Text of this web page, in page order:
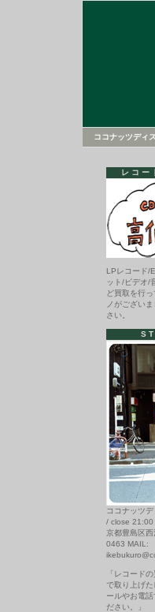
ココナッツディ
レコー
LPレコード/
ット/ビデオ/
ど買取を行
ノがござい
さい。
ココナッツ
/ close 21:00
京都豊島区
0463 MAIL:
「レコード
で取り上げ
ールやお電話
ださい。」